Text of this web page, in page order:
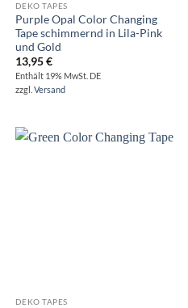
DEKO TAPES
Purple Opal Color Changing
Tape schimmernd in Lila-Pink
und Gold
13,95€
Enthält 19% MwSt. DE
zzgl. Versand
DEKO TAPES